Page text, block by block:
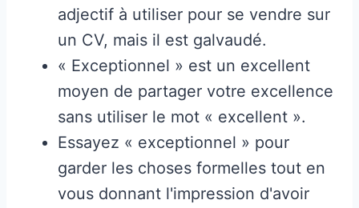
adjectif à utiliser pour se vendre sur
un CV, mais il est galvaudé.
« Exceptionnel » est un excellent
moyen de partager votre excellence
sans utiliser le mot « excellent ».
Essayez « exceptionnel » pour
garder les choses formelles tout en
vous donnant l'impression d'avoir